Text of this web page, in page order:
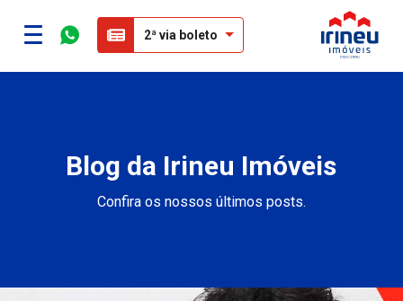
2ª via boleto
Blog da Irineu Imóveis
Confira os nossos últimos posts.